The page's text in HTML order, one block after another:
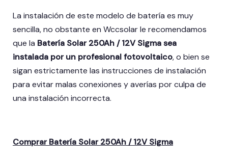
La instalación de este modelo de batería es muy
sencilla, no obstante en Wccsolar le recomendamos
que la Batería Solar 250Ah / 12V Sigma sea
instalada por un profesional fotovoltaico, o bien se
sigan estrictamente las instrucciones de instalación
para evitar malas conexiones y averías por culpa de
una instalación incorrecta.
Comprar Batería Solar 250Ah / 12V Sigma